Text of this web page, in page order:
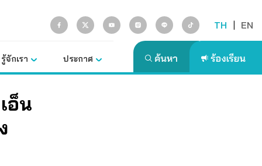
TH | EN
รู้จักเรา ประกาศ
อ็น